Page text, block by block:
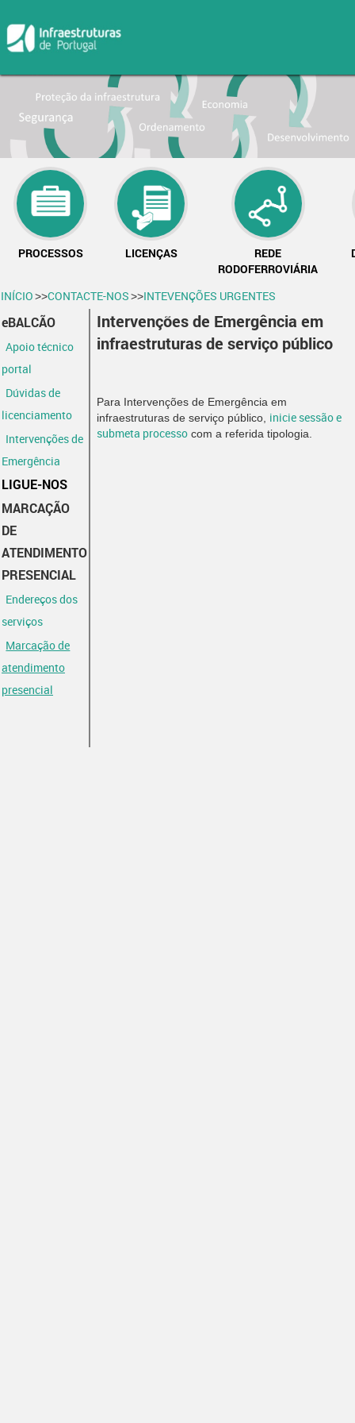
PROCESSOS LICENÇAS
REDE
RODOFERROVIÁRIA
INÍCIO>>CONTACTE-NOS>>INTEVENÇÕES URGENTES
eBALCÃO
Apoio técnico
portal
Dúvidas de
licenciamento
Intervenções de
Emergência
LIGUE-NOS
MARCAÇÃO
DE
ATENDIMENTO
PRESENCIAL
Endereços dos
serviços
Marcação de
atendimento
presencial
Intervenções de Emergência em
infraestruturas de serviço público
Para Intervenções de Emergência em
infraestruturas de serviço público, inicie sessão e
submeta processocom a referida tipologia.